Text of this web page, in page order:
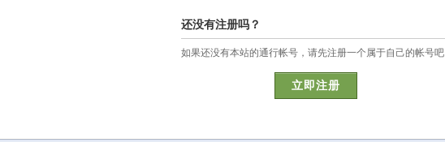
还没有注册吗？
如果还没有本站的通行帐号，请先注册一个属于自己的帐号吧
立即注册